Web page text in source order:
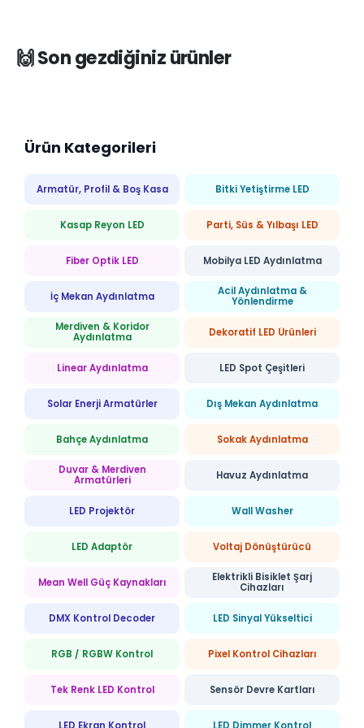
🙌 Son gezdiğiniz ürünler
Ürün Kategorileri
Armatür, Profil & Boş Kasa Bitki Yetiştirme LED
Kasap Reyon LED Parti, Süs & Yılbaşı LED
Fiber Optik LED Mobilya LED Aydınlatma
İç Mekan Aydınlatma
Acil Aydınlatma &
Yönlendirme
Merdiven & Koridor
Aydınlatma
Dekoratif LED Ürünleri
Linear Aydınlatma LED Spot Çeşitleri
Solar Enerji Armatürler Dış Mekan Aydınlatma
Bahçe Aydınlatma Sokak Aydınlatma
Duvar & Merdiven
Armatürleri
Havuz Aydınlatma
LED Projektör Wall Washer
LED Adaptör Voltaj Dönüştürücü
Mean Well Güç Kaynakları
Elektrikli Bisiklet Şarj
Cihazları
DMX Kontrol Decoder LED Sinyal Yükseltici
RGB / RGBW Kontrol Pixel Kontrol Cihazları
Tek Renk LED Kontrol Sensör Devre Kartları
LED Ekran Kontrol LED Dimmer Kontrol